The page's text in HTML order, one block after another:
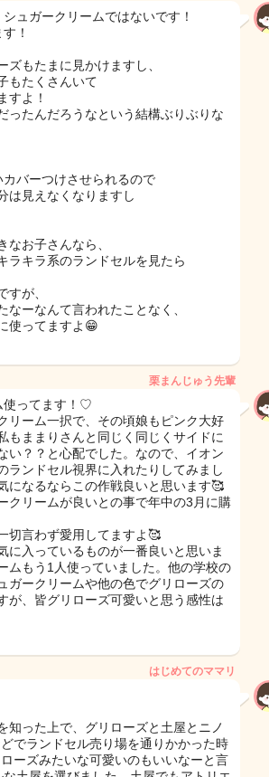
ュガークリームではないです！
！
もたまに見かけますし、
もたくさんいて
すよ！
ったんだろうなという結構ぶりぶりな
バーつけさせられるので
は見えなくなりますし
お子さんなら、
ラキラ系のランドセルを見たら
すが、
ーなんて言われたことなく、
使ってますよ😁
栗まんじゅう先輩
使ってます！♡
リーム一択で、その頃娘もピンク大好
もままりさんと同じく同じくサイドに
い？？と心配でした。なので、イオン
ランドセル視界に入れたりしてみまし
になるならこの作戦良いと思います🥰
クリームが良いとの事で年中の3月に購
切言わず愛用してますよ🥰
に入っているものが一番良いと思いま
ムもう1人使っていました。他の学校の
ガークリームや他の色でグリローズの
が、皆グリローズ可愛いと思う感性は
はじめてのママリ
知った上で、グリローズと土屋とニノ
でランドセル売り場を通りかかった時
ーズみたいな可愛いのもいいなーと言